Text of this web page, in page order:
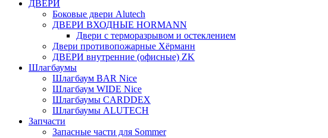
ДВЕРИ
Боковые двери Alutech
ДВЕРИ ВХОДНЫЕ HORMANN
Двери с терморазрывом и остеклением
Двери противопожарные Хёрманн
ДВЕРИ внутренние (офисные) ZK
Шлагбаумы
Шлагбаум BAR Nice
Шлагбаум WIDE Nice
Шлагбаумы CARDDEX
Шлагбаумы ALUTECH
Запчасти
Запасные части для Sommer